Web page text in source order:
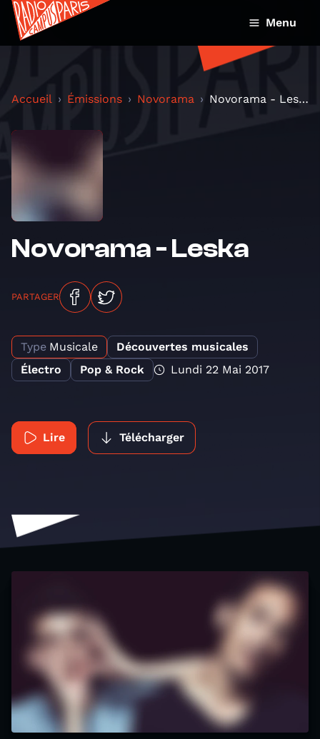
Menu
Accueil Émissions Novorama Novorama - Leska
Novorama - Leska
PARTAGER
Type Musicale
Découvertes musicales
Électro
Pop & Rock Lundi 22 Mai 2017
Lire Télécharger